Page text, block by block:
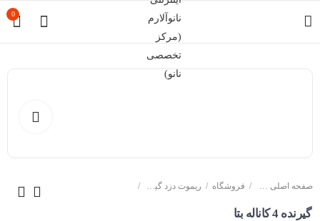
0
صفحه اصلی سایت فروشگاه ریموت دزد گیر اماکن
گیرنده 4 کاناله بتا